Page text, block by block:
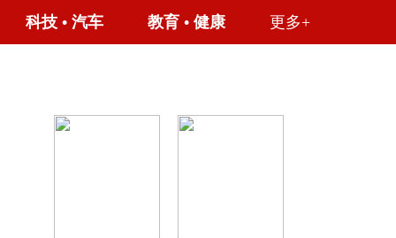
科技 • 汽车 教育 • 健康 更多+